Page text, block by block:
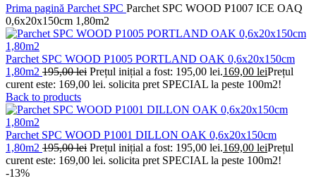
Prima pagină Parchet SPC Parchet SPC WOOD P1007 ICE OAQ
0,6x20x150cm 1,80m2
Parchet SPC WOOD P1005 PORTLAND OAK 0,6x20x150cm
1,80m2 195,00lei Prețul inițial a fost: 195,00 lei.169,00 leiPrețul
curent este: 169,00 lei. solicita pret SPECIAL la peste 100m2!
Back to products
Parchet SPC WOOD P1001 DILLON OAK 0,6x20x150cm
1,80m2 195,00lei Prețul inițial a fost: 195,00 lei.169,00 leiPrețul
curent este: 169,00 lei. solicita pret SPECIAL la peste 100m2!
-13%